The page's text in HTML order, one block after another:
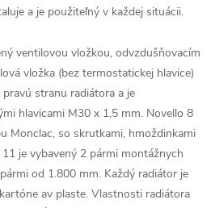
a je použiteľný v každej situácii.
ventilovou vložkou, odvzdušňovacím
vložka (bez termostatickej hlavice)
stranu radiátora a je
hlavicami M30 x 1,5 mm. Novello 8
Monclac, so skrutkami, hmoždinkami
je vybavený 2 pármi montážnych
od 1.800 mm. Každý radiátor je
av plaste. Vlastnosti radiátora